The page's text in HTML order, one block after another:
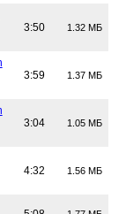
3:50 1.32 МБ
3:59 1.37 МБ
3:04 1.05 МБ
4:32 1.56 МБ